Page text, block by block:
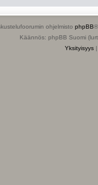
ohjelmisto phpBB
Käännös: phpBB Suomi
Yksityisyys |